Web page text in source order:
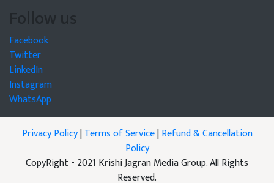
Follow us
Facebook
Twitter
LinkedIn
Instagram
WhatsApp
Privacy Policy|Terms of Service|Refund & Cancellation
Policy
CopyRight - 2021 Krishi Jagran Media Group. All Rights
Reserved.